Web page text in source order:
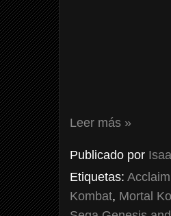
Leer más »
Publicado por
Etiquetas: Acclaim
Kombat, Mortal